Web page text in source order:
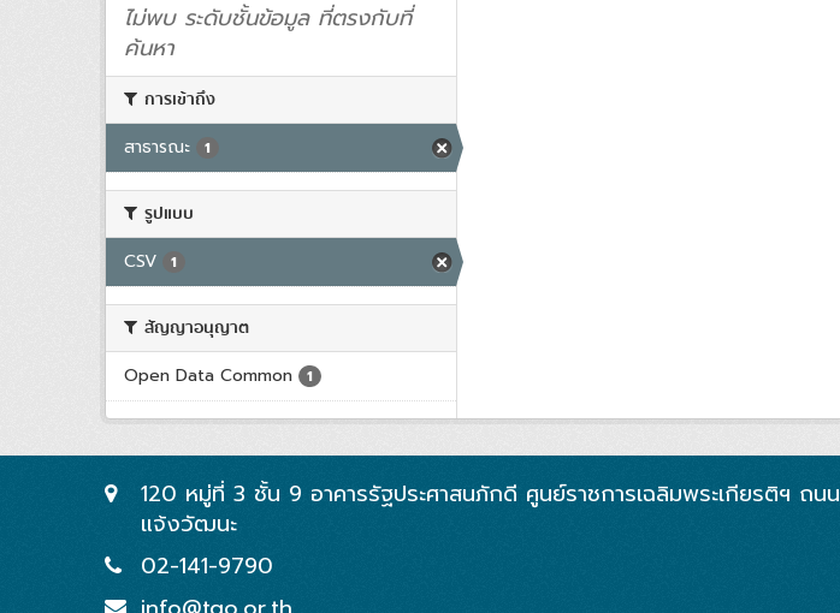
ไม่พบ ระดับชั้นข้อมูล ที่ตรงกับที่
ค้นหา
การเข้าถึง
สาธารณะ 1
รูปแบบ
CSV 1
สัญญาอนุญาต
Open Data Common 1
120 หมู่ที่ 3 ชั้น 9 อาคารรัฐประศาสนภักดี ศูนย์ราชการเฉลิมพระเกียรติฯ ถนน
แจ้งวัฒนะ
02-141-9790